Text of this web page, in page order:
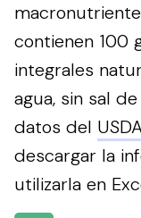
contienen 100
integrales
agua, sin sal
datos del
descargar la
utilizarla en